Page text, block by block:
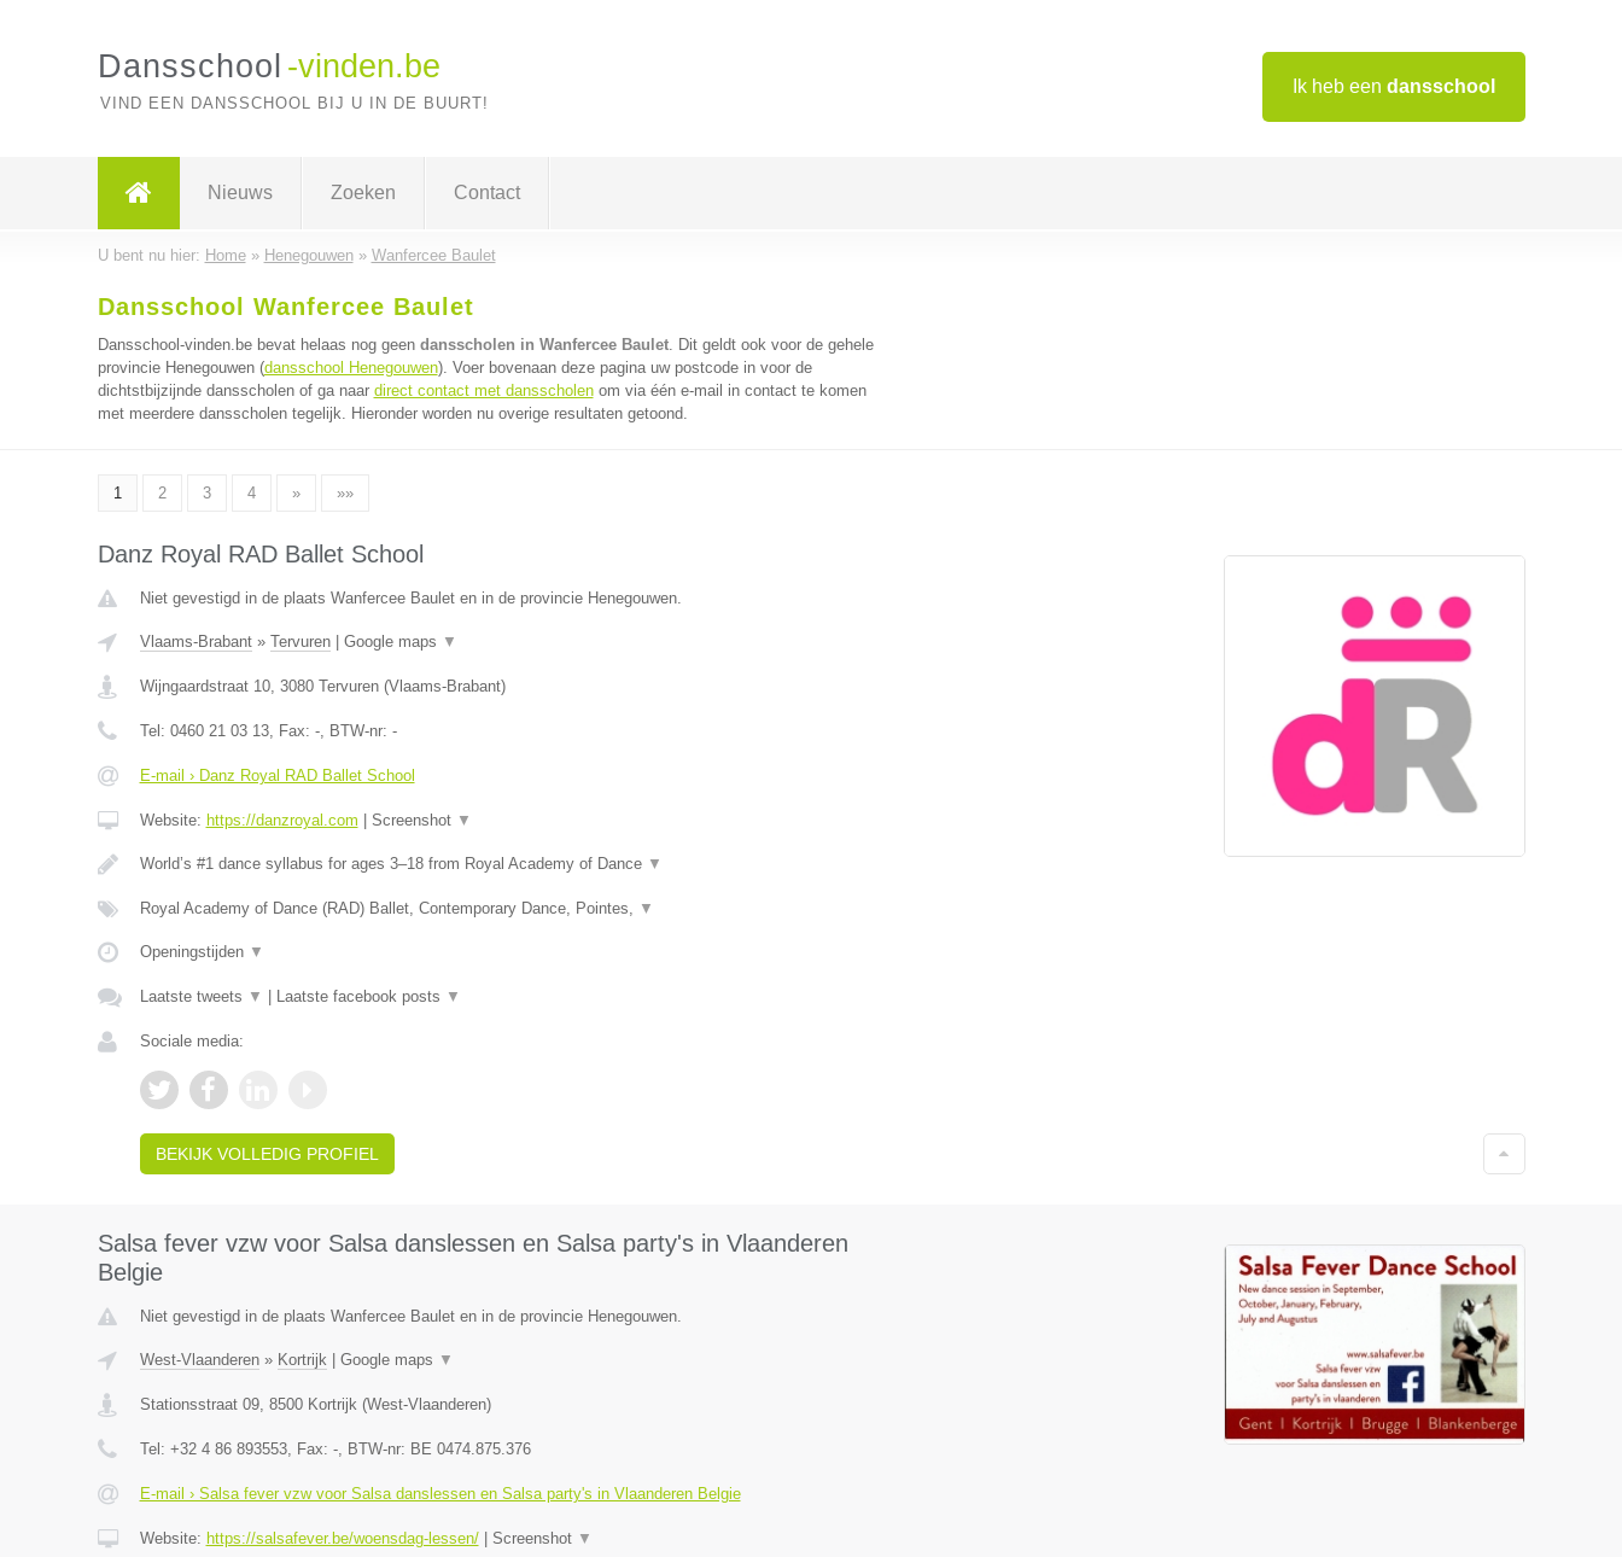
Ik heb een dansschool
Dansschool -vinden.be
VIND EEN DANSSCHOOL BIJ U IN DE BUURT!
Nieuws Zoeken Contact
U bent nu hier: Home» Henegouwen» Wanfercee Baulet
Dansschool Wanfercee Baulet
Dansschool-vinden.be bevat helaas nog geen dansscholen in Wanfercee Baulet. Dit geldt ook voor de gehele
provincie Henegouwen (dansschool Henegouwen). Voer bovenaan deze pagina uw postcode in voor de
dichtstbijzijnde dansscholen of ga naar direct contact met dansscholenom via één e-mail in contact te komen
met meerdere dansscholen tegelijk. Hieronder worden nu overige resultaten getoond.
1 2 3 4 » »»
Danz Royal RAD Ballet School
Niet gevestigd in de plaats Wanfercee Baulet en in de provincie Henegouwen.
Vlaams-Brabant» Tervuren| Google maps ▼
Wijngaardstraat 10, 3080 Tervuren(Vlaams-Brabant)
Tel: 0460 21 03 13, Fax: -, BTW-nr: -
E-mail › Danz Royal RAD Ballet School
Website: https://danzroyal.com Screenshot ▼
World’s #1 dance syllabus for ages 3–18 from Royal Academy of Dance ▼
Royal Academy of Dance (RAD) Ballet, Contemporary Dance, Pointes, ▼
Openingstijden ▼
Laatste tweets ▼ Laatste facebook posts ▼
Sociale media:
BEKIJK VOLLEDIG PROFIEL
Salsa fever vzw voor Salsa danslessen en Salsa party's in Vlaanderen
Belgie
Niet gevestigd in de plaats Wanfercee Baulet en in de provincie Henegouwen.
West-Vlaanderen» Kortrijk| Google maps ▼
Stationsstraat 09, 8500 Kortrijk(West-Vlaanderen)
Tel: +32 4 86 893553, Fax: -, BTW-nr: BE 0474.875.376
E-mail › Salsa fever vzw voor Salsa danslessen en Salsa party's in Vlaanderen Belgie
Website: https://salsafever.be/woensdag-lessen/| Screenshot ▼